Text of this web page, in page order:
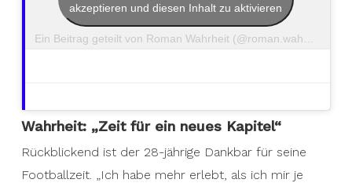
akzeptieren und diesen Inhalt zu aktivieren
Wahrheit: „Zeit für ein neues Kapitel“
Rückblickend ist der 28-jährige Dankbar für seine
Footballzeit. „Ich habe mehr erlebt, als ich mir je